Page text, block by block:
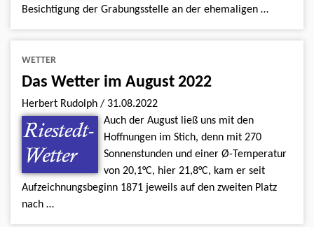
Besichtigung der Grabungsstelle an der ehemaligen …
WETTER
Das Wetter im August 2022
Herbert Rudolph / 31.08.2022
Auch der August ließ uns mit den
Hoffnungen im Stich, denn mit 270
Sonnenstunden und einer Ø-Temperatur
von 20,1°C, hier 21,8°C, kam er seit
Aufzeichnungsbeginn 1871 jeweils auf den zweiten Platz
nach …